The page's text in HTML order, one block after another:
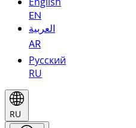
EN
العربية
AR
Русский
RU
RU